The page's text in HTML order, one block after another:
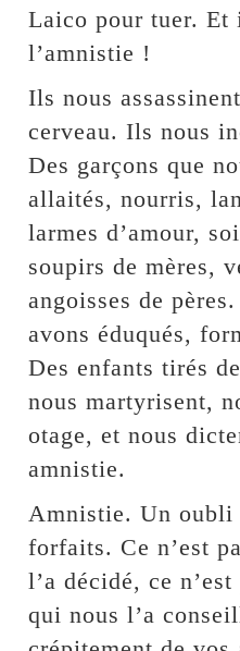
Laico pour tuer. Et
l’amnistie !
Ils nous
cerveau. Ils nous
Des garçons que
allaités, nourris,
larmes d’amour,
soupirs de mères,
angoisses de
avons éduqués,
Des enfants tirés
nous martyrisent,
otage, et nous
amnistie.
Amnistie. Un oubli
forfaits. Ce n’est
l’a décidé, ce
qui nous l’a